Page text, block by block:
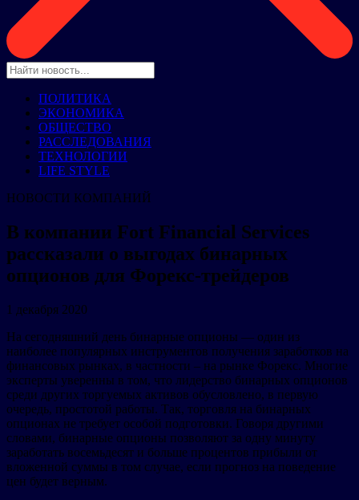
ПОЛИТИКА
ЭКОНОМИКА
ОБЩЕСТВО
РАССЛЕДОВАНИЯ
ТЕХНОЛОГИИ
LIFE STYLE
НОВОСТИ КОМПАНИЙ
В компании Fort Financial Services
рассказали о выгодах бинарных
опционов для Форекс-трейдеров
1 декабря 2020
На сегодняшний день бинарные опционы — один из
наиболее популярных инструментов получения заработков на
финансовых рынках, в частности – на рынке Форекс. Многие
эксперты уверенны в том, что лидерство бинарных опционов
среди других торгуемых активов обусловлено, в первую
очередь, простотой работы. Так, торговля на бинарных
опционах не требует особой подготовки. Говоря другими
словами, бинарные опционы позволяют за одну минуту
заработать восемьдесят и больше процентов прибыли от
вложенной суммы в том случае, если прогноз на поведение
цен будет верным.